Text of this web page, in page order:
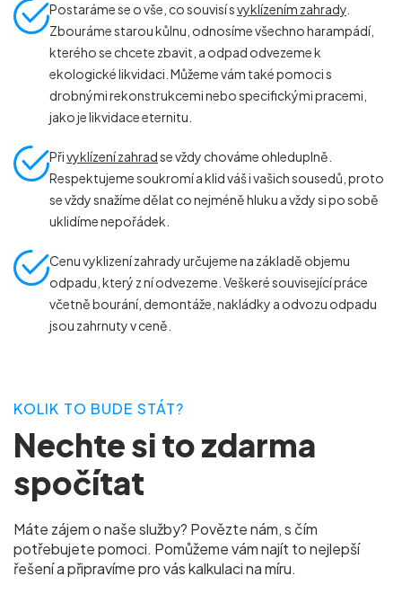
Postaráme se o vše, co souvisí svyklízením zahrady
Zbouráme starou kůlnu, odnosíme všechno harampádí,
kterého se chcete zbavit, a odpad odvezeme k
ekologické likvidaci. Můžeme vám také pomoci s
drobnými rekonstrukcemi nebo specifickými pracemi,
jako je likvidace eternitu.
Přivyklízení zahradse vždy chováme ohleduplně.
Respektujeme soukromí a klid váš i vašich sousedů, proto
se vždy snažíme dělat co nejméně hluku a vždy si po sobě
uklidíme nepořádek.
Cenu vyklizení zahrady určujeme na základě objemu
odpadu, který z ní odvezeme. Veškeré související práce
včetně bourání, demontáže, nakládky a odvozu odpadu
jsou zahrnuty v ceně.
KOLIK TO BUDE STÁT?
Nechte si to zdarma
spočítat
Máte zájem o naše služby? Povězte nám, s čím
potřebujete pomoci. Pomůžeme vám najít to nejlepší
řešení a připravíme pro vás kalkulaci na míru.